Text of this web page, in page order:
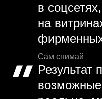
в
на
Сам снимай
Результат